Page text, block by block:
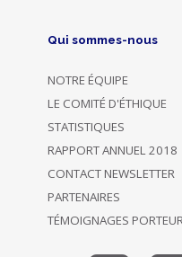
Qui sommes-nous
NOTRE ÉQUIPE
LE COMITÉ D'ÉTHIQUE
STATISTIQUES
RAPPORT ANNUEL 2018
CONTACT NEWSLETTER
PARTENAIRES
TÉMOIGNAGES